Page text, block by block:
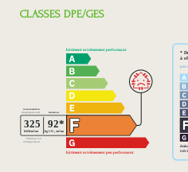
CLASSES DPE/GES